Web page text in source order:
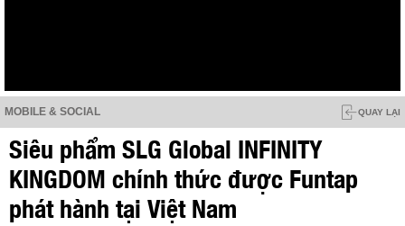
MOBILE & SOCIAL QUAY LẠI
Siêu phẩm SLG Global INFINITY
KINGDOM chính thức được Funtap
phát hành tại Việt Nam